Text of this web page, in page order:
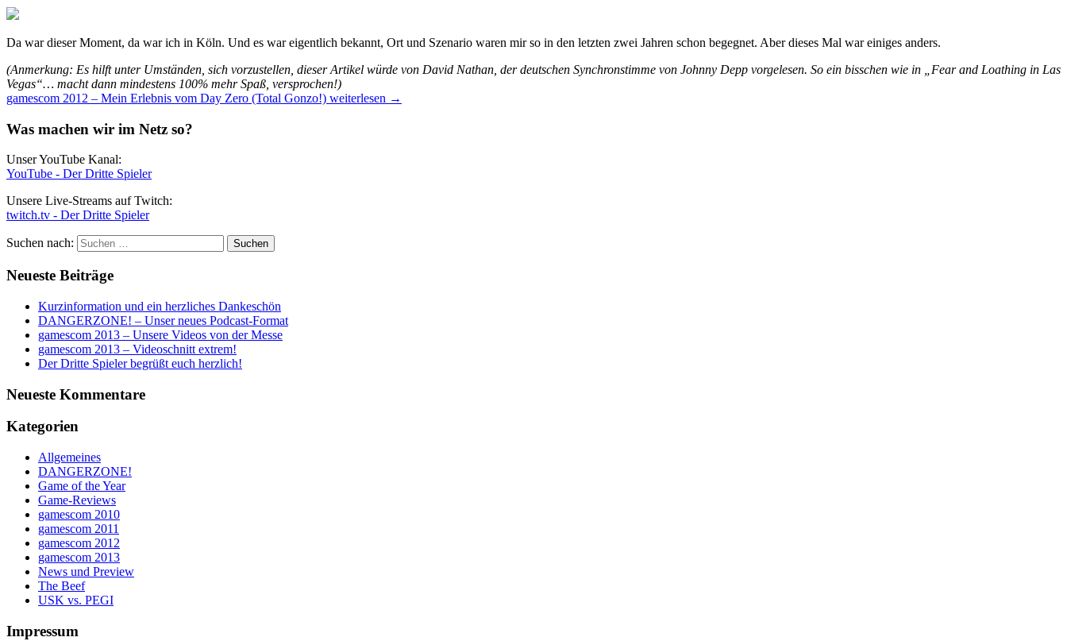
Da war dieser Moment, da war ich in Köln. Und es war eigentlich bekannt, Ort und Szenario waren mir so in den letzten zwei Jahren schon begegnet. Aber dieses Mal war einiges anders.
(Anmerkung: Es hilft unter Umständen, sich vorzustellen, dieser Artikel würde von David Nathan, der deutschen Synchronstimme von Johnny Depp vorgelesen. So ein bisschen wie in „Fear and Loathing in Las
Vegas“… macht dann mindestens 100% mehr Spaß, versprochen!)
gamescom 2012 – Mein Erlebnis vom Day Zero (Total Gonzo!) weiterlesen →
Was machen wir im Netz so?
Unser YouTube Kanal:
YouTube - Der Dritte Spieler
Unsere Live-Streams auf Twitch:
twitch.tv - Der Dritte Spieler
Suchen nach:
Neueste Beiträge
Kurzinformation und ein herzliches Dankeschön
DANGERZONE! – Unser neues Podcast-Format
gamescom 2013 – Unsere Videos von der Messe
gamescom 2013 – Videoschnitt extrem!
Der Dritte Spieler begrüßt euch herzlich!
Neueste Kommentare
Kategorien
Allgemeines
DANGERZONE!
Game of the Year
Game-Reviews
gamescom 2010
gamescom 2011
gamescom 2012
gamescom 2013
News und Preview
The Beef
USK vs. PEGI
Impressum